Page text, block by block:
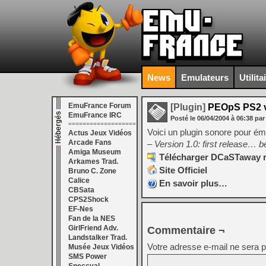
News Emulateurs
EmuFrance Forum
EmuFrance IRC
===================
Actus Jeux Vidéos
Arcade Fans
Amiga Museum
Arkames Trad.
Bruno C. Zone
Calice
CBSata
CPS2Shock
EF-Nes
Fan de la NES
GirlFriend Adv.
Landstalker Trad.
Musée Jeux Vidéos
SMS Power
[Plugin] PEOpS PS2
Posté le 06/04/2004 à 06:38 par
Voici un plugin sonore pour
– Version 1.0: first release…
Télécharger DCaSTaway
Site Officiel
En savoir plus…
Commentaire ¬
Votre adresse e-mail ne sera